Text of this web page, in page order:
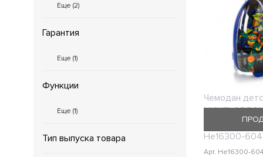
Еще (2)
Гарантия
Еще (1)
Функции
Еще (1)
Тип выпуска товара
Чемодан
Очень
He16300-
Арт. He16300-